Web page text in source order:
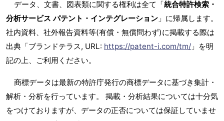
データ、文書、図表類に関する権利は全て「統合特許検索・
分析サービス パテント・インテグレーション 」に帰属します。
社内資料、社外報告資料等(有償・無償問わず)に掲載する際は
出典「ブランドテラス, URL: https://patent-i.com/tm/ 」を明
記の上、ご利用ください。
商標データは最新の特許庁発行の商標データに基づき集計・
解析・分析を行っています。 掲載・分析結果については十分気
をつけておりますが、データの正否については保証していませ